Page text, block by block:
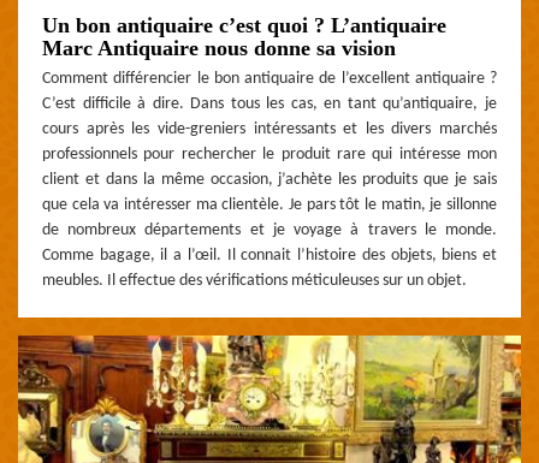
Un bon antiquaire c’est quoi ? L’antiquaire
Marc Antiquaire nous donne sa vision
Comment différencier le bon antiquaire de l’excellent antiquaire ?
C’est difficile à dire. Dans tous les cas, en tant qu’antiquaire, je
cours après les vide-greniers intéressants et les divers marchés
professionnels pour rechercher le produit rare qui intéresse mon
client et dans la même occasion, j’achète les produits que je sais
que cela va intéresser ma clientèle. Je pars tôt le matin, je sillonne
de nombreux départements et je voyage à travers le monde.
Comme bagage, il a l’œil. Il connait l’histoire des objets, biens et
meubles. Il effectue des vérifications méticuleuses sur un objet.